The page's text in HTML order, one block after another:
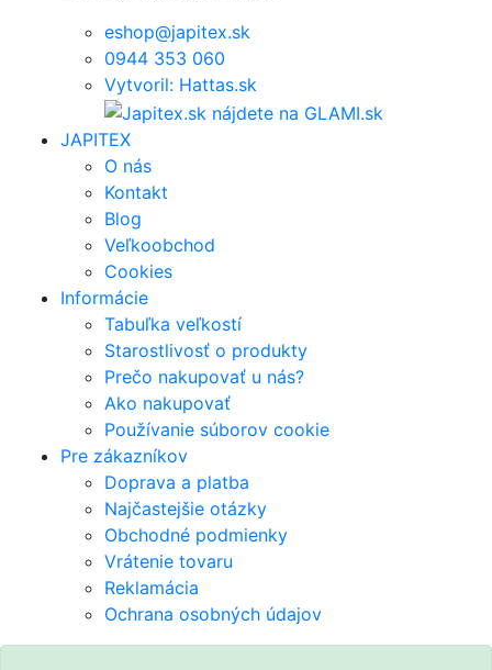
eshop@japitex.sk
0944 353 060
Vytvoril: Hattas.sk
JAPITEX
O nás
Kontakt
Blog
Veľkoobchod
Cookies
Informácie
Tabuľka veľkostí
Starostlivosť o produkty
Prečo nakupovať u nás?
Ako nakupovať
Používanie súborov cookie
Pre zákazníkov
Doprava a platba
Najčastejšie otázky
Obchodné podmienky
Vrátenie tovaru
Reklamácia
Ochrana osobných údajov